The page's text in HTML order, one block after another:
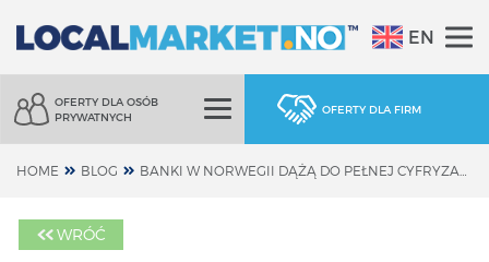
EN
OFERTY DLA OSÓB
PRYWATNYCH
OFERTY DLA FIRM
HOME BLOG
WRÓĆ